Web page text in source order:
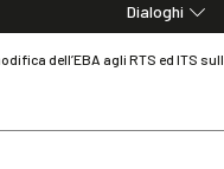
Dialoghi
dell’EBA agli RTS ed ITS